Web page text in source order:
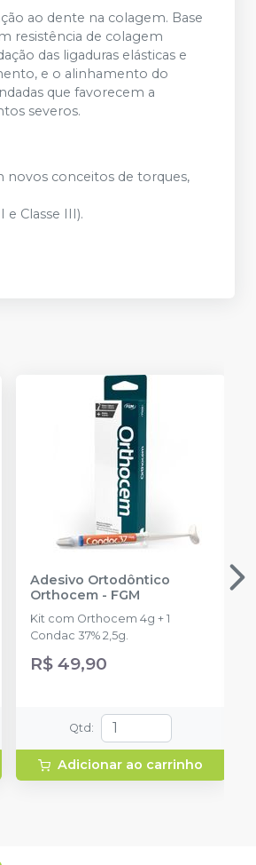
ao dente na colagem. Base
resistência de colagem
das ligaduras elásticas e
e o alinhamento do
que favorecem a
severos.
novos conceitos de torques,
Classe III).
Adesivo Ortodôntico
Orthocem- FGM
Kit com Orthocem 4g + 1
Condac 37% 2,5g.
R$ 49,90
Qtd :
Adicionar ao carrinho